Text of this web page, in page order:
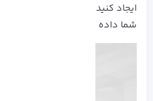
شما داده خواهد شد.